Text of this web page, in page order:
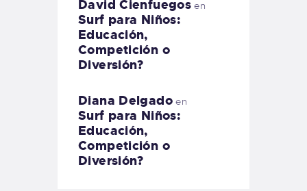
David Cienfuegos en
Surf para Niños:
Educación,
Competición o
Diversión?
Diana Delgadoen
Surf para Niños:
Educación,
Competición o
Diversión?